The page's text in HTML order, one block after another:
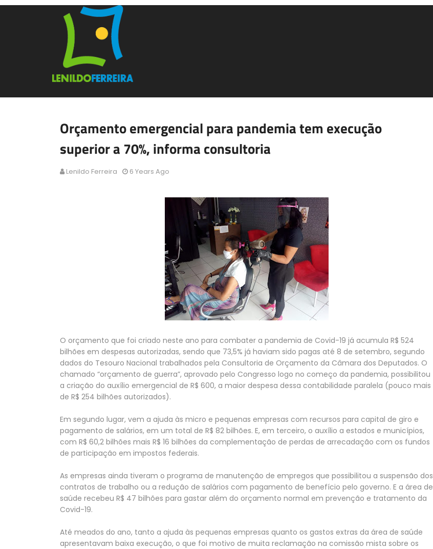
Orçamento emergencial para pandemia tem execução
superior a 70%, informa consultoria
Lenildo Ferreira 6 Years Ago
O orçamento que foi criado neste ano para combater a pandemia de Covid-19 já acumula R$ 524
bilhões em despesas autorizadas, sendo que 73,5% já haviam sido pagas até 8 de setembro, segundo
dados do Tesouro Nacional trabalhados pela Consultoria de Orçamento da Câmara dos Deputados. O
chamado “orçamento de guerra”, aprovado pelo Congresso logo no começo da pandemia, possibilitou
a criação do auxílio emergencial de R$ 600, a maior despesa dessa contabilidade paralela (pouco mais
de R$ 254 bilhões autorizados).
Em segundo lugar, vem a ajuda às micro e pequenas empresas com recursos para capital de giro e
pagamento de salários, em um total de R$ 82 bilhões. E, em terceiro, o auxílio a estados e municípios,
com R$ 60,2 bilhões mais R$ 16 bilhões da complementação de perdas de arrecadação com os fundos
de participação em impostos federais.
As empresas ainda tiveram o programa de manutenção de empregos que possibilitou a suspensão dos
contratos de trabalho ou a redução de salários com pagamento de benefício pelo governo. E a área de
saúde recebeu R$ 47 bilhões para gastar além do orçamento normal em prevenção e tratamento da
Covid-19.
Até meados do ano, tanto a ajuda às pequenas empresas quanto os gastos extras da área de saúde
apresentavam baixa execução, o que foi motivo de muita reclamação na comissão mista sobre os